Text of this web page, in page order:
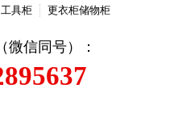
具柜 更衣柜储物柜
微信同号）：